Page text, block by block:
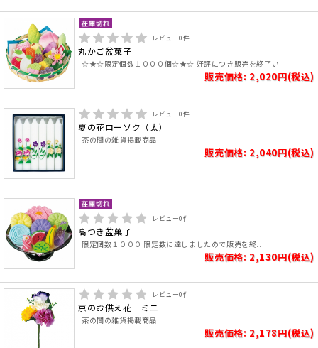
レビュー0件
丸かご盆菓子
☆★☆限定個数１０００個☆★☆ 好評につき販売を終了い..
販売価格: 2,020円(税込)
レビュー0件
夏の花ローソク（太）
茶の間の雑貨掲載商品
販売価格: 2,040円(税込)
レビュー0件
高つき盆菓子
限定個数１０００ 限定数に達しましたので販売を終..
販売価格: 2,130円(税込)
レビュー0件
京のお供え花 ミニ
茶の間の雑貨掲載商品
販売価格: 2,178円(税込)